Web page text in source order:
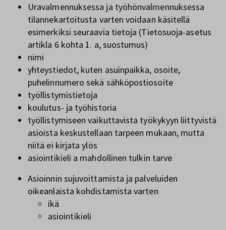
Uravalmennuksessa ja työhönvalmennuksessa
tilannekartoitusta varten voidaan käsitellä
esimerkiksi seuraavia tietoja (Tietosuoja-asetus
artikla 6 kohta 1. a, suostumus)
nimi
yhteystiedot, kuten asuinpaikka, osoite,
puhelinnumero sekä sähköpostiosoite
työllistymistietoja
koulutus- ja työhistoria
työllistymiseen vaikuttavista työkykyyn liittyvistä
asioista keskustellaan tarpeen mukaan, mutta
niitä ei kirjata ylös
asiointikieli a mahdollinen tulkin tarve
Asioinnin sujuvoittamista ja palveluiden
oikeanlaista kohdistamista varten
ikä
asiointikieli